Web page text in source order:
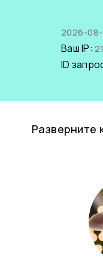
2026-08-
Ваш IP:
ID
Разверните